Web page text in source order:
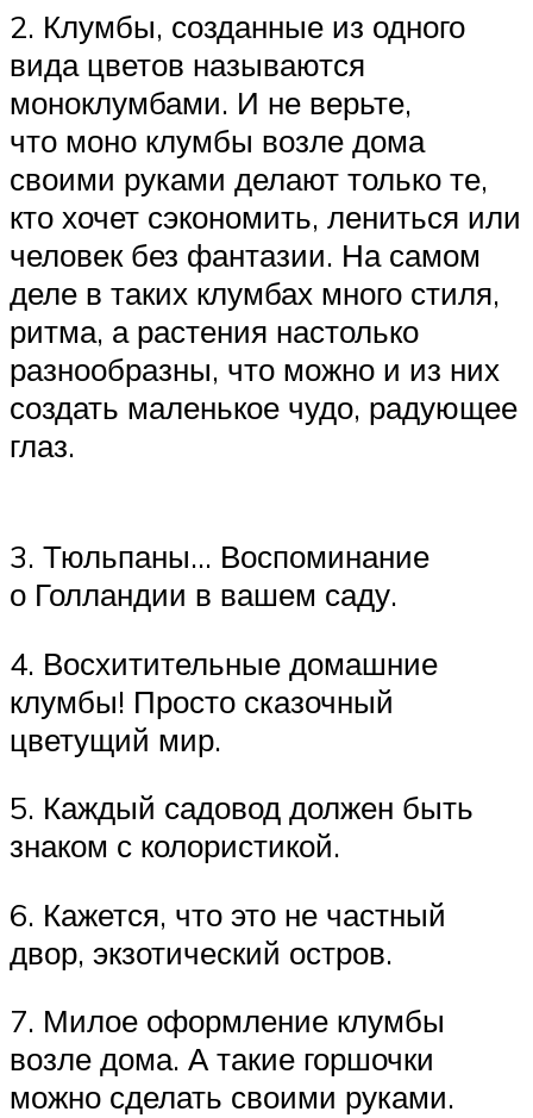
2. Клумбы, созданные из одного
вида цветов называются
моноклумбами. И не верьте,
что моно клумбы возле дома
своими руками делают только те,
кто хочет сэкономить, лениться или
человек без фантазии. На самом
деле в таких клумбах много стиля,
ритма, а растения настолько
разнообразны, что можно и из них
создать маленькое чудо, радующее
глаз.
3. Тюльпаны… Воспоминание
о Голландии в вашем саду.
4. Восхитительные домашние
клумбы! Просто сказочный
цветущий мир.
5. Каждый садовод должен быть
знаком с колористикой.
6. Кажется, что это не частный
двор, экзотический остров.
7. Милое оформление клумбы
возле дома. А такие горшочки
можно сделать своими руками.